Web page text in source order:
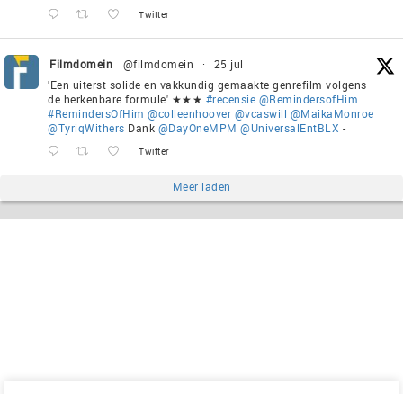
Twitter
Filmdomein @filmdomein ·
25 jul
'Een uiterst solide en vakkundig gemaakte genrefilm volgens
de herkenbare formule' ★★★ #recensie @RemindersofHim
#RemindersOfHim @colleenhoover @vcaswill @MaikaMonroe
@TyriqWithers Dank @DayOneMPM @UniversalEntBLX -
Twitter
Meer laden